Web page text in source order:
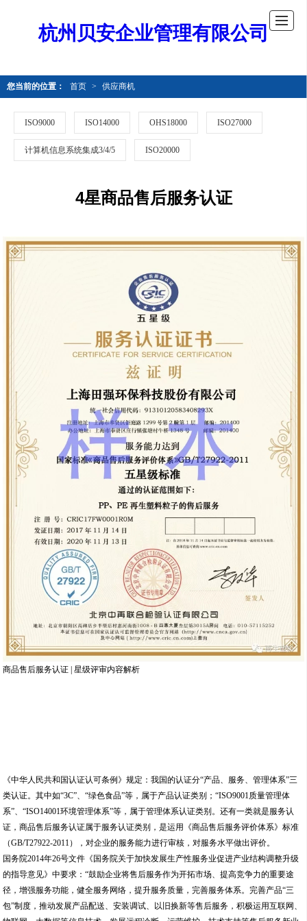
杭州贝安企业管理有限公司
您当前的位置： 首页 > 供应商机
ISO9000 ISO14000 OHS18000 ISO27000
计算机信息系统集成3/4/5 ISO20000
4星商品售后服务认证
商品售后服务认证 | 星级评审内容解析
《中华人民共和国认证认可条例》规定：我国的认证分“产品、服务、管理体系”三
类认证。其中如“3C”、“绿色食品”等，属于产品认证类别；“ISO9001质量管理体
系”、“ISO14001环境管理体系”等，属于管理体系认证类别。还有一类就是服务认
证，商品售后服务认证属于服务认证类别，是运用《商品售后服务评价体系》标准
（GB/T27922-2011），对企业的服务能力进行审核，对服务水平做出评价。
国务院2014年26号文件《国务院关于加快发展生产性服务业促进产业结构调整升级
的指导意见》中要求：“鼓励企业将售后服务作为开拓市场、提高竞争力的重要途
径，增强服务功能，健全服务网络，提升服务质量，完善服务体系。完善产品“三
包”制度，推动发展产品配送、安装调试、以旧换新等售后服务，积极运用互联网、